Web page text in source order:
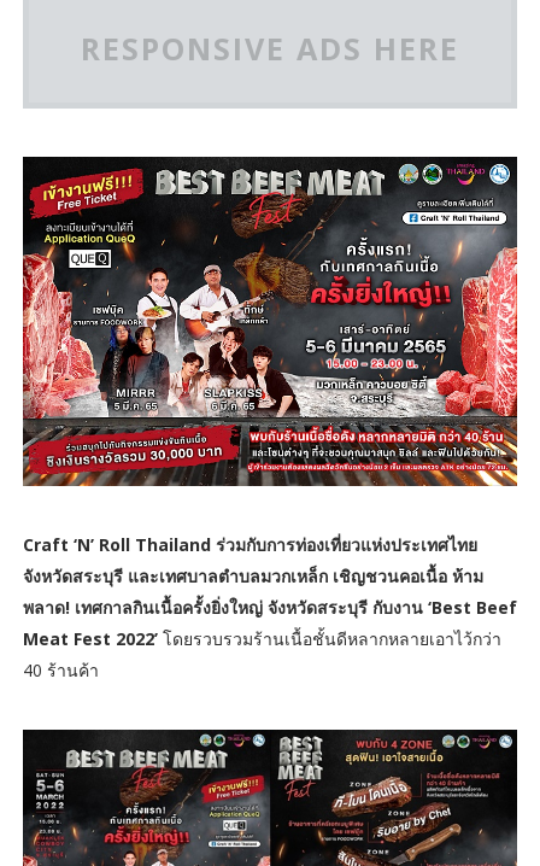
RESPONSIVE ADS HERE
Craft ‘N’ Roll Thailand ร่วมกับการท่องเที่ยวแห่งประเทศไทย
จังหวัดสระบุรี และเทศบาลตำบลมวกเหล็ก เชิญชวนคอเนื้อ ห้าม
พลาด! เทศกาลกินเนื้อครั้งยิ่งใหญ่ จังหวัดสระบุรี กับงาน ‘Best Beef
Meat Fest 2022’โดยรวบรวมร้านเนื้อชั้นดีหลากหลายเอาไว้กว่า
40 ร้านค้า